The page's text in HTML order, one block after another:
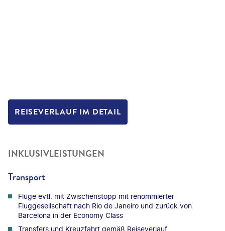
REISEVERLAUF IM DETAIL
INKLUSIVLEISTUNGEN
Transport
Flüge evtl. mit Zwischenstopp mit renommierter
Fluggesellschaft nach Rio de Janeiro und zurück von
Barcelona in der Economy Class
Transfers und Kreuzfahrt gemäß Reiseverlauf